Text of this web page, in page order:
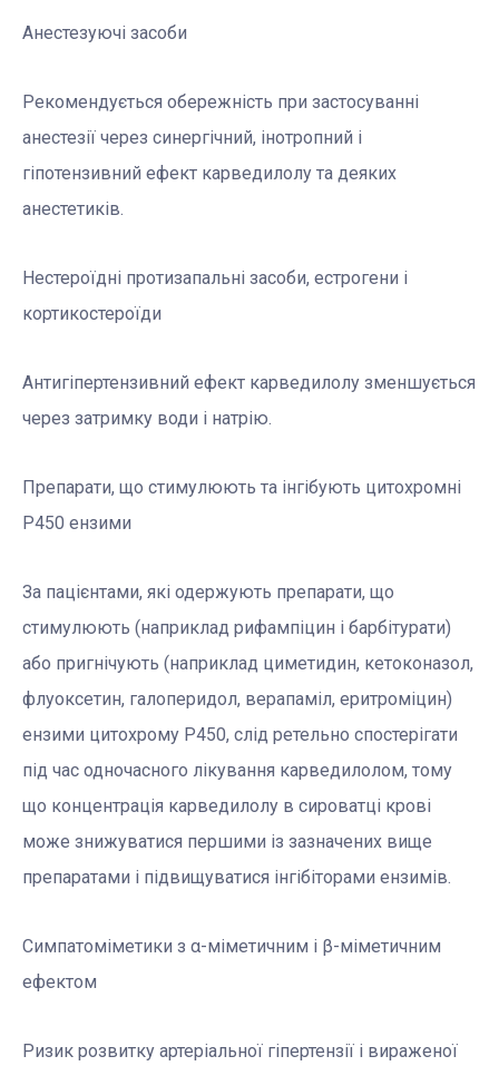
Анестезуючі засоби
Рекомендується обережність при застосуванні
анестезії через синергічний, інотропний і
гіпотензивний ефект карведилолу та деяких
анестетиків.
Нестероїдні протизапальні засоби, естрогени і
кортикостероїди
Антигіпертензивний ефект карведилолу зменшується
через затримку води і натрію.
Препарати, що стимулюють та інгібують цитохромні
P450 ензими
За пацієнтами, які одержують препарати, що
стимулюють (наприклад рифампіцин і барбітурати)
або пригнічують (наприклад циметидин, кетоконазол,
флуоксетин, галоперидол, верапаміл, еритроміцин)
ензими цитохрому P450, слід ретельно спостерігати
під час одночасного лікування карведилолом, тому
що концентрація карведилолу в сироватці крові
може знижуватися першими із зазначених вище
препаратами і підвищуватися інгібіторами ензимів.
Симпатоміметики з α-міметичним і β-міметичним
ефектом
Ризик розвитку артеріальної гіпертензії і вираженої